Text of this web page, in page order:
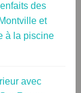
des
et
à la piscine
avec